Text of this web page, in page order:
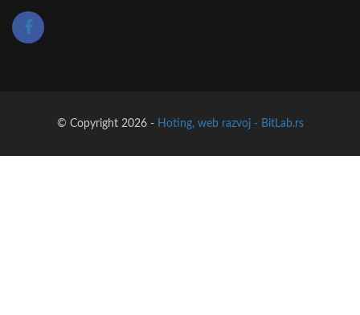
© Copyright 2026 - Hoting, web razvoj - BitLab.rs